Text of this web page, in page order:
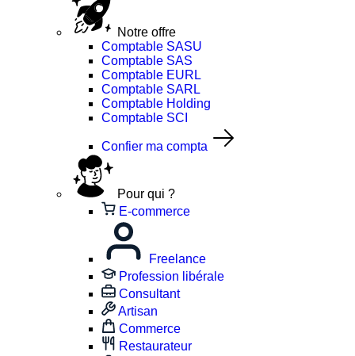
Notre offre
Comptable SASU
Comptable SAS
Comptable EURL
Comptable SARL
Comptable Holding
Comptable SCI
Confier ma compta
Pour qui ?
E-commerce
Freelance
Profession libérale
Consultant
Artisan
Commerce
Restaurateur